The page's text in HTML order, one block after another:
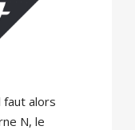
faut alors
N, le